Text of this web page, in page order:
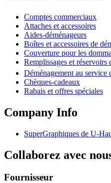
Comptes commerciaux
Attaches et accessoires
Aides-déménageurs
Boîtes et accessoires de
Couverture pour les
Remplissages et réservoirs
Déménagement au service
Chèques-cadeaux
Rabais et offres spéciales
Company Info
SuperGraphiques de U-
Collaborez avec
Fournisseur